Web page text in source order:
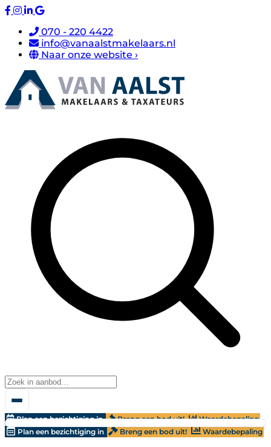
070 - 220 4422
info@vanaalstmakelaars.nl
Naar onze website ›
Plan een bezichtiging in Breng een bod uit!
Waardebepaling
Plan een bezichtiging in
Breng een bod uit! Waardebepaling